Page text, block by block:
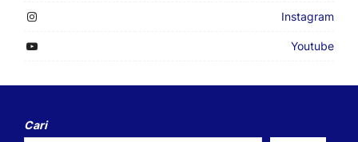
Instagram
Youtube
Cari